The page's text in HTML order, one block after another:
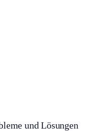
und Lösungen